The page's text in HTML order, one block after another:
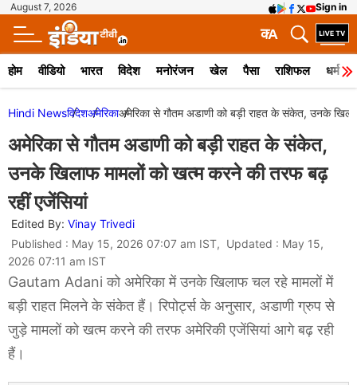
August 7, 2026 Sign in
A
क
होम वीडियो भारत विदेश मनोरंजन खेल पैसा राशिफल धर्म
Hindi Newsविदेशअमेरिकाअमेरिका से गौतम अडाणी को बड़ी राहत के संकेत, उनके
अमेरिका से गौतम अडाणी को बड़ी राहत के संकेत,
उनके खिलाफ मामलों को खत्म करने की तरफ बढ़
रहीं एजेंसियां
Edited By: Vinay Trivedi
Published : May 15, 2026 07:07 am IST, Updated : May 15,
2026 07:11 am IST
Gautam Adani को अमेरिका में उनके खिलाफ चल रहे मामलों में
बड़ी राहत मिलने के संकेत हैं। रिपोर्ट्स के अनुसार, अडाणी ग्रुप से
जुड़े मामलों को खत्म करने की तरफ अमेरिकी एजेंसियां आगे बढ़ रही
हैं।